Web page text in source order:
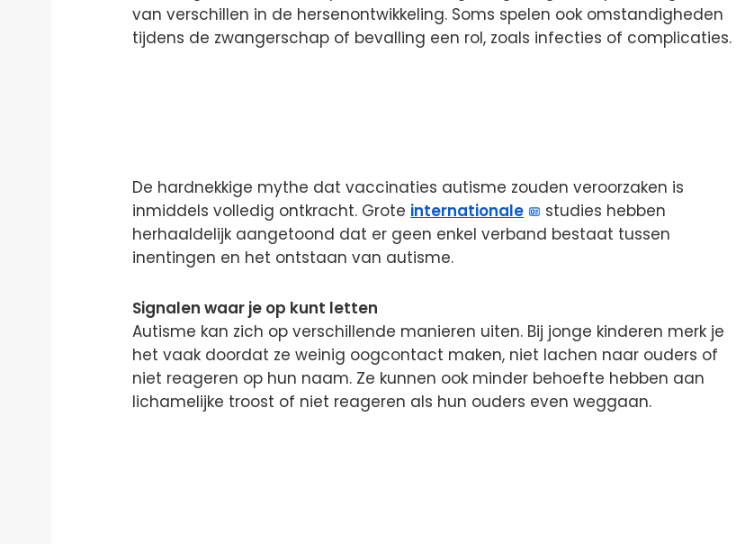
van verschillen in de hersenontwikkeling. Soms spelen ook omstandigheden
tijdens de zwangerschap of bevalling een rol, zoals infecties of complicaties.
De hardnekkige mythe dat vaccinaties autisme zouden veroorzaken is
inmiddels volledig ontkracht. Grote internationale
studies hebben
herhaaldelijk aangetoond dat er geen enkel verband bestaat tussen
inentingen en het ontstaan van autisme.
Signalen waar je op kunt letten
Autisme kan zich op verschillende manieren uiten. Bij jonge kinderen merk je
het vaak doordat ze weinig oogcontact maken, niet lachen naar ouders of
niet reageren op hun naam. Ze kunnen ook minder behoefte hebben aan
lichamelijke troost of niet reageren als hun ouders even weggaan.